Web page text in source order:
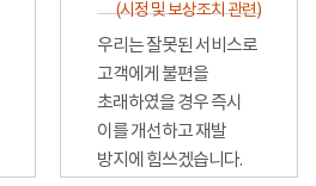
(시정 및 보상조치 관련)
우리는 잘못된 서비스로
고객에게 불편을
초래하였을 경우 즉시
이를 개선하고 재발
방지에 힘쓰겠습니다.